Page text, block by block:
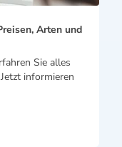
Arten und
Sie alles
informieren